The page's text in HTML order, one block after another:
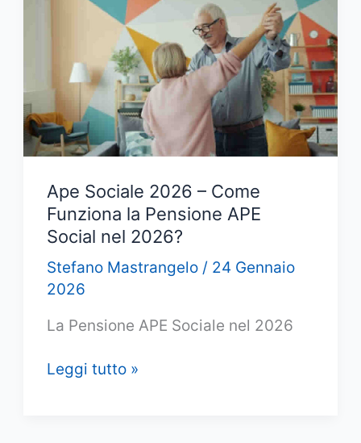
novità
Ape Sociale 2026 – Come
Funziona la Pensione APE
Social nel 2026?
Stefano Mastrangelo/ 24 Gennaio
2026
La Pensione APE Sociale nel 2026
Ape
Leggi tutto »